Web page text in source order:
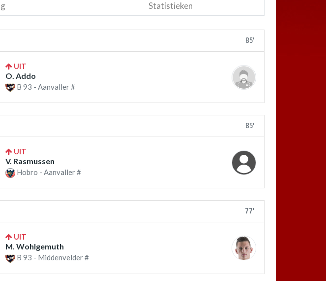
Statistieken
85'
UIT
O. Addo
B 93 - Aanvaller #
85'
UIT
V. Rasmussen
Hobro - Aanvaller #
77'
UIT
M. Wohlgemuth
B 93 - Middenvelder #